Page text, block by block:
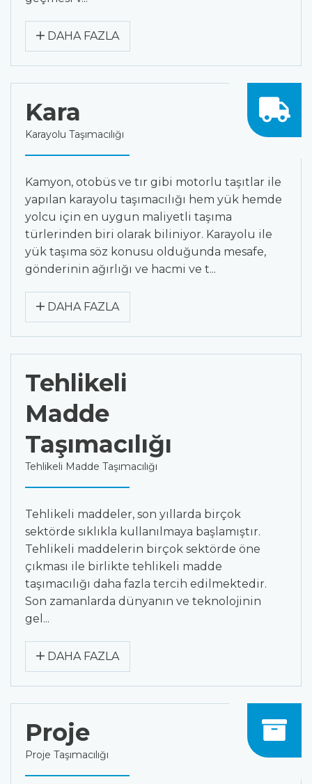
DAHA FAZLA
Kara
Karayolu Taşımacılığı
Kamyon, otobüs ve tır gibi motorlu taşıtlar ile
yapılan karayolu taşımacılığı hem yük hemde
yolcu için en uygun maliyetli taşıma
türlerinden biri olarak biliniyor. Karayolu ile
yük taşıma söz konusu olduğunda mesafe,
gönderinin ağırlığı ve hacmi ve t...
DAHA FAZLA
Tehlikeli
Madde
Taşımacılığı
Tehlikeli Madde Taşımacılığı
Tehlikeli maddeler, son yıllarda birçok
sektörde sıklıkla kullanılmaya başlamıştır.
Tehlikeli maddelerin birçok sektörde öne
çıkması ile birlikte tehlikeli madde
taşımacılığı daha fazla tercih edilmektedir.
Son zamanlarda dünyanın ve teknolojinin
gel...
DAHA FAZLA
Proje
Proje Taşımacılığı